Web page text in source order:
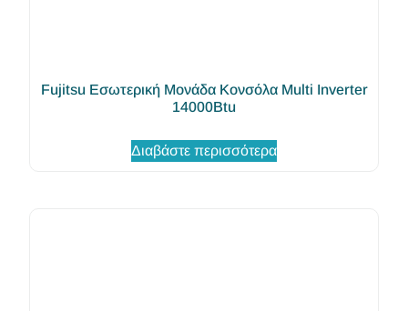
Fujitsu Εσωτερική Μονάδα Κονσόλα Multi Inverter
14000Btu
Διαβάστε περισσότερα